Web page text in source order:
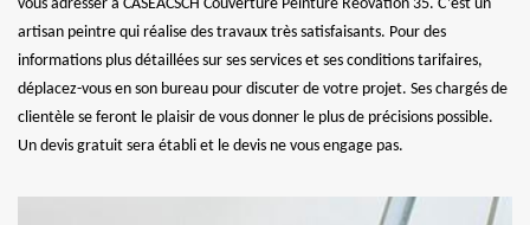
vous adresser à CASEACSCH Couverture Peinture Réovation 35. C’est un
artisan peintre qui réalise des travaux très satisfaisants. Pour des
informations plus détaillées sur ses services et ses conditions tarifaires,
déplacez-vous en son bureau pour discuter de votre projet. Ses chargés de
clientèle se feront le plaisir de vous donner le plus de précisions possible.
Un devis gratuit sera établi et le devis ne vous engage pas.